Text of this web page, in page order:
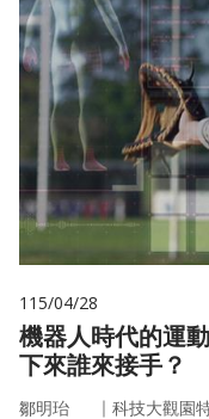
115/04/28
機器人時代的運
下來誰來接手？
鄒明珆 ｜ 科技大觀園